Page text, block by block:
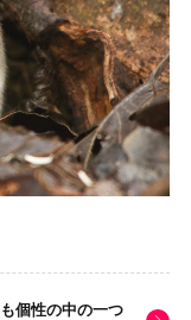
個性の中の一つ